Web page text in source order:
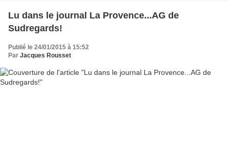
Lu dans le journal La Provence...AG de
Sudregards!
Publié le 24/01/2015 à 15:52
Par Jacques Rousset